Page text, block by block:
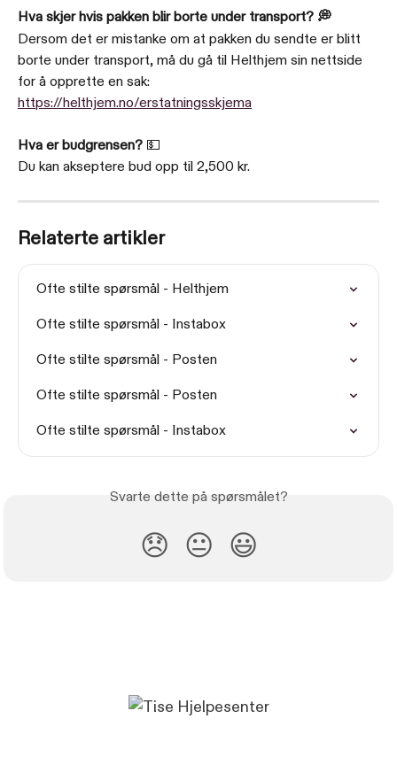
Hva skjer hvis pakken blir borte under transport? 💭
Dersom det er mistanke om at pakken du sendte er blitt
borte under transport, må du gå til Helthjem sin nettside
for å opprette en sak:
https://helthjem.no/erstatningsskjema
Hva er budgrensen? 💵
Du kan akseptere bud opp til 2,500 kr.
Relaterte artikler
Ofte stilte spørsmål - Helthjem
Ofte stilte spørsmål - Instabox
Ofte stilte spørsmål - Posten
Ofte stilte spørsmål - Posten
Ofte stilte spørsmål - Instabox
Svarte dette på spørsmålet?
😞 😐 😃